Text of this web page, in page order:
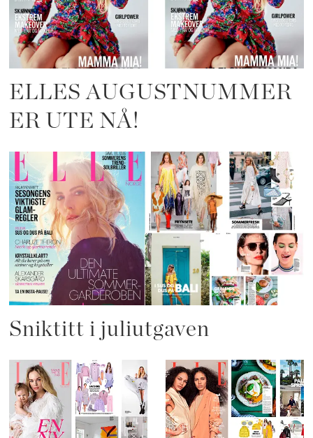
ELLES AUGUSTNUMMER
ER UTE NÅ!
Sniktitt i juliutgaven